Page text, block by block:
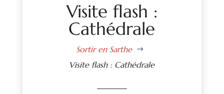
Visite flash :
Cathédrale
Sortir en Sarthe $
Visite flash : Cathédrale